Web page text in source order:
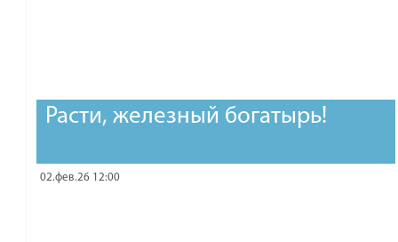
Расти, железный богатырь!
02.фев.26 12:00